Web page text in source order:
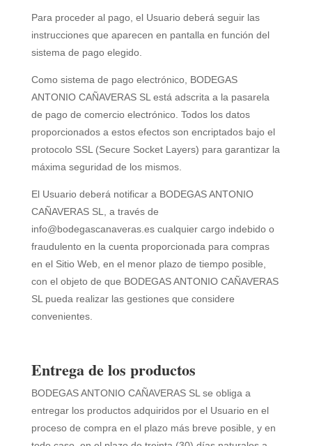
Para proceder al pago, el Usuario deberá seguir las
instrucciones que aparecen en pantalla en función del
sistema de pago elegido.
Como sistema de pago electrónico, BODEGAS
ANTONIO CAÑAVERAS SL está adscrita a la pasarela
de pago de comercio electrónico. Todos los datos
proporcionados a estos efectos son encriptados bajo el
protocolo SSL (Secure Socket Layers) para garantizar la
máxima seguridad de los mismos.
El Usuario deberá notificar a BODEGAS ANTONIO
CAÑAVERAS SL
, a través de
info@bodegascanaveras.es cualquier cargo indebido o
fraudulento en la cuenta proporcionada para compras
en el Sitio Web, en el menor plazo de tiempo posible,
con el objeto de que BODEGAS ANTONIO CAÑAVERAS
SL pueda realizar las gestiones que considere
convenientes.
Entrega de los productos
BODEGAS ANTONIO CAÑAVERAS SL se obliga a
entregar los productos adquiridos por el Usuario en el
proceso de compra en el plazo más breve posible, y en